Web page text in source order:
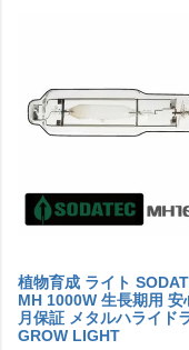
植物育成 ライト
MH 1000W 生長期用 安
月保証 メタルハライド
GROW LIGHT